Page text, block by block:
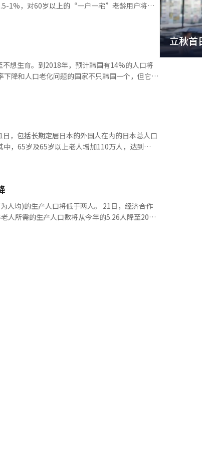
元，税率也大幅下调。 韩国企划财
亿韩元以上为1%。目前的计算标准为低于3亿韩
方案还单独制
70岁为20%，70岁以上老人将得到30%的综合
预计受惠人口将为1万户。 根据上述
735万韩元），即使没有对老龄用户的减免税优
的3亿韩元提高至5亿韩元；15亿韩元以下的房地
。
想生育。到2018年，预计韩国有14%的人口将
降和人口老化问题的国家不只韩国一个，但它在
体中，韩国曾经是其中一个生育率最高的国家，
世界最高，这将给韩国财政造成沉重负担。韩国
，到了2050年，随着养老金和医疗保险的开支飚
，甚至会为劳动密集型制造业和出口为主导的经
出，韩国企业因此将面对劳工短缺、老员工薪资
出，进入老龄化社会，工作时间可能缩短，加
多预计问题会在2019年之后才会浮现。不过，
因素很多，其中一个是高度竞争的学校教育制
，有家庭的妇女在职场不受重视。受过高深教育
生活，不想为儿女的事情烦恼或为他们牺牲。
，包括长期定居日本的外国人在内的日本总人口
岁劳动年龄人口减少116．5万人，至7901万
有人口发展态势，日本老年人口比例在2060年将
人口将低于两人。 21日，经济合作
人所需的生产人口数将从今年的5.26人降至2036
的15.79
立秋首